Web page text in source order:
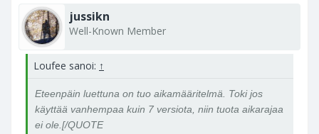
jussikn
Well-Known Member
Loufee sanoi: ↑
Eteenpäin luettuna on tuo aikamääritelmä. Toki jos
käyttää vanhempaa kuin 7 versiota, niin tuota aikarajaa
ei ole.[/QUOTE